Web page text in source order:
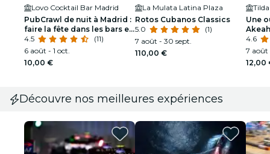
Lovo Cocktail Bar Madrid
PubCrawl de nuit à Madrid :
faire la fête dans les bars et
les clubs
4.5
(11)
6 août - 1 oct.
10,00 €
La Mulata Latina Plaza
Rotos Cubanos Classics
5.0
(1)
7 août - 30 sept.
110,00 €
Une
4.6
7 août
12,00
Découvre nos meilleures expériences